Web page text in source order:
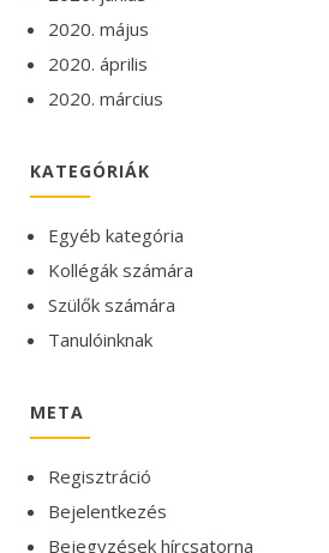
2020. május
2020. április
2020. március
KATEGÓRIÁK
Egyéb kategória
Kollégák számára
Szülők számára
Tanulóinknak
META
Regisztráció
Bejelentkezés
Bejegyzések hírcsatorna